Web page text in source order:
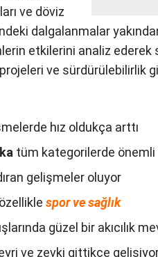
dikkatini
alanında ise
yakından
ve sürdürülebilirlik
hız oldukça arttı
tüm kategorilerde önemli
gelişmeler oluyor